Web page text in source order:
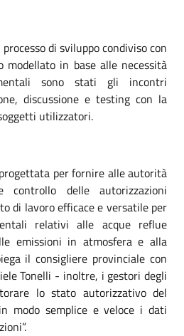
di sviluppo condiviso con
modellato in base alle necessità
sono stati gli incontri
discussione e testing con la
utilizzatori.
per fornire alle autorità
delle autorizzazioni
di lavoro efficace e versatile per
relativi alle acque reflue
emissioni in atmosfera e alla
il consigliere provinciale con
Tonelli - inoltre, i gestori degli
lo stato autorizzativo del
modo semplice e veloce i dati